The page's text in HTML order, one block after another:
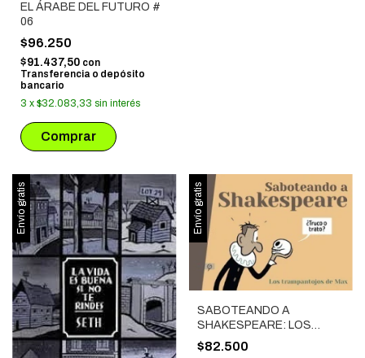
EL ÁRABE DEL FUTURO #
06
$96.250
$91.437,50 con
Transferencia o depósito
bancario
3 x $32.083,33 sin interés
Envío gratis Envío gratis
SABOTEANDO A
SHAKESPEARE: LOS
TRAMPANTOJOS DE MAX
$82.500